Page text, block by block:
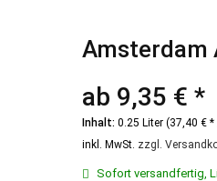
Amsterdam
ab 9,35 € *
Inhalt: 0.25 Liter (37,40 € *
inkl. MwSt. zzgl.
Sofort versandfertig,